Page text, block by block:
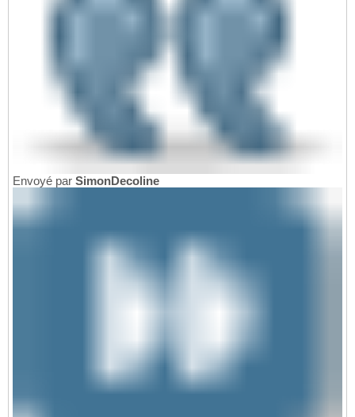
Envoyé par SimonDecoline